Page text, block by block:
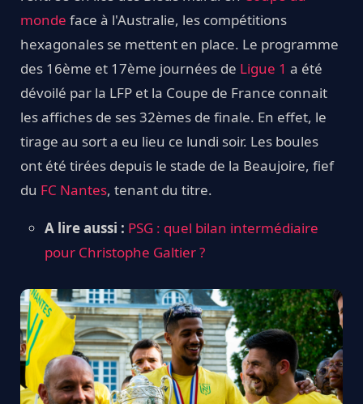
monde face à l'Australie, les compétitions
hexagonales se mettent en place. Le programme
des 16ème et 17ème journées de Ligue 1 a été
dévoilé par la LFP et la Coupe de France connait
les affiches de ses 32èmes de finale. En effet, le
tirage au sort a eu lieu ce lundi soir. Les boules
ont été tirées depuis le stade de la Beaujoire, fief
du FC Nantes, tenant du titre.
A lire aussi : PSG : quel bilan intermédiaire
pour Christophe Galtier ?